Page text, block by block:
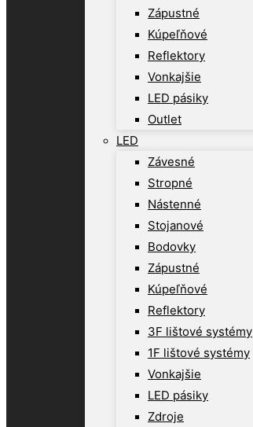
Zápustné
Kúpeľňové
Reflektory
Vonkajšie
LED pásiky
Outlet
LED
Závesné
Stropné
Nástenné
Stojanové
Bodovky
Zápustné
Kúpeľňové
Reflektory
3F lištové systémy
1F lištové systémy
Vonkajšie
LED pásiky
Zdroje